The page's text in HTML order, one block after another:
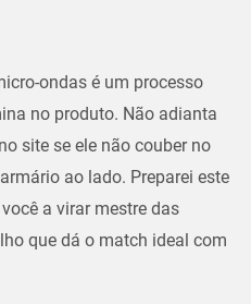
ondas é um processo
no produto. Não adianta
site se ele não couber no
ao lado. Preparei este
a virar mestre das
que dá o match ideal com